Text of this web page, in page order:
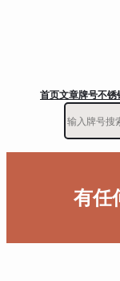
首页文章牌号不锈
有任